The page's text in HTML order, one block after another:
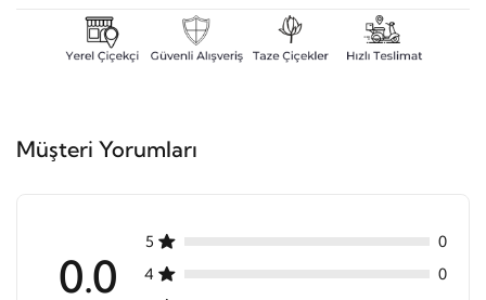
Müşteri Yorumları
0.0
5
0
4
0